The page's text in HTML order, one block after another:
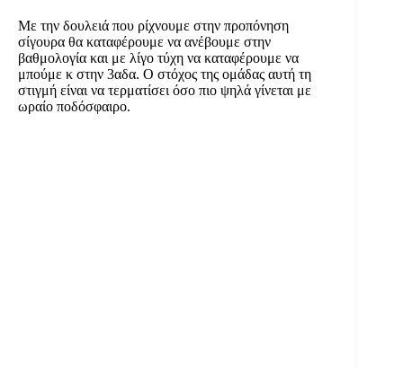
Με την δουλειά που ρίχνουμε στην προπόνηση
σίγουρα θα καταφέρουμε να ανέβουμε στην
βαθμολογία και με λίγο τύχη να καταφέρουμε να
μπούμε κ στην 3αδα. Ο στόχος της ομάδας αυτή τη
στιγμή είναι να τερματίσει όσο πιο ψηλά γίνεται με
ωραίο ποδόσφαιρο.